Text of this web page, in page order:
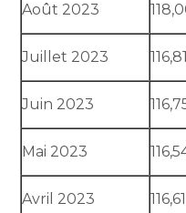
Août 2023
Juillet 2023 116,81
Juin 2023
Mai 2023
Avril 2023 116,61